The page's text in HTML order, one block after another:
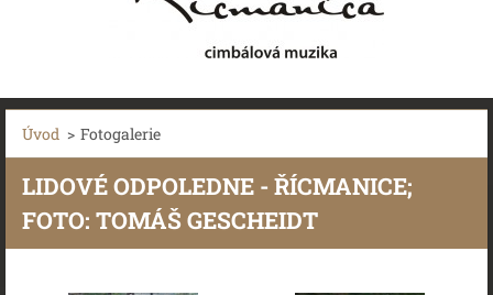
Úvod > Fotogalerie
LIDOVÉ ODPOLEDNE - ŘÍCMANICE;
FOTO: TOMÁŠ GESCHEIDT